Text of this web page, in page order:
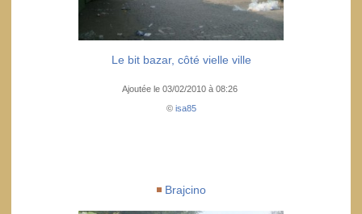
Le bit bazar, côté vielle ville
Ajoutée le 03/02/2010 à 08:26
© isa85
Brajcino